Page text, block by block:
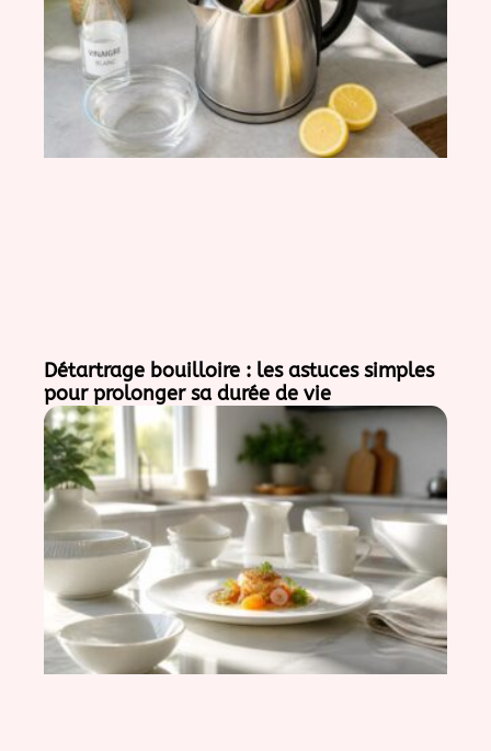
Détartrage bouilloire : les astuces simples
pour prolonger sa durée de vie